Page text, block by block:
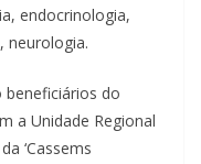
endocrinologia,
neurologia.
do
a Unidade Regional
‘Cassems